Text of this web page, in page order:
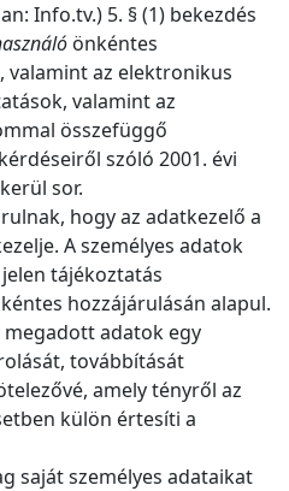
Info.tv.) 5. § (1) bekezdés
önkéntes
valamint az elektronikus
valamint az
összefüggő
szóló 2001. évi
sor.
hogy az adatkezelő a
A személyes adatok
jelen tájékoztatás
hozzájárulásán alapul.
megadott adatok egy
továbbítását
amely tényről az
külön értesíti a
saját személyes adataikat